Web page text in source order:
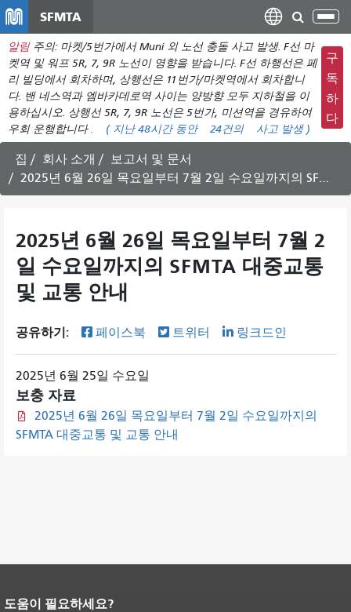
컨
텐
츠
로
건
너
뛰
기
SFMTA
탐
색
메
뉴
전
환
알림 주의: 마켓/5번가에서 Muni 외 노선 충돌 사고 발생. F선 마
켓역 및 워프 5R, 7, 9R 노선이 영향을 받습니다. F선 하행선은 페
리 빌딩에서 회차하며, 상행선은 11번가/마켓역에서 회차합니
다. 밴 네스역과 엠바카데로역 사이는 양방향 모두 지하철을 이
용하십시오. 상행선 5R, 7, 9R 노선은 5번가, 미션역을 경유하여
우회 운행합니다. ( 지난 48시간 동안 24건의 사고 발생 )
구
독
하
다
집 회사 소개
보고서 및 문서
2025년 6월 26일 목요일부터 7월 2일 수요일까지의 SFMTA 대중교통 및 교통 안내
2025년 6월 26일 목요일부터 7월 2
일 수요일까지의 SFMTA 대중교통
및 교통 안내
공유하기: 페이스북 트위터 링크드인
2025년 6월 25일 수요일
보충 자료
2025년 6월 26일 목요일부터 7월 2일 수요일까지의
SFMTA 대중교통 및 교통 안내
페이지 내용 끝입니다.이 페이지의 나
도움이 필요하세요?